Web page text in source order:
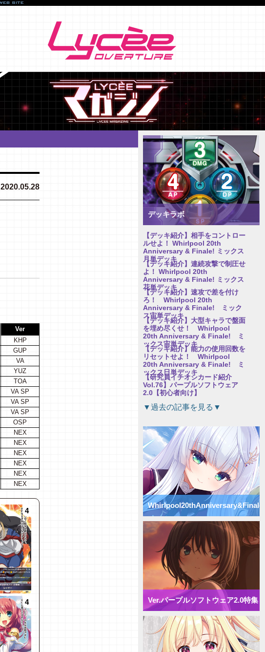
デッキラボ
【デッキ紹介】相手をコントロー
ルせよ！ Whirlpool 20th
Anniversary & Finale! ミックス
月単デッキ
【デッキ紹介】連続攻撃で制圧せ
よ！ Whirlpool 20th
Anniversary & Finale! ミックス
花単デッキ
【デッキ紹介】速攻で差を付け
ろ！ Whirlpool 20th
Anniversary & Finale! ミック
ス宙単デッキ
【デッキ紹介】大型キャラで盤面
を埋め尽くせ！ Whirlpool
20th Anniversary & Finale! ミ
ックス宙単デッキ
【デッキ紹介】能力の使用回数を
リセットせよ！ Whirlpool
20th Anniversary & Finale! ミ
ックス日単デッキ
【研究員イチオシカード紹介
Vol.76】パープルソフトウェア
2.0【初心者向け】
【研究員イチオシカード紹介
Vol.75】パープルソフトウェア
【研究員イチオシカード紹介
Vol.74】パープルソフトウェア
2.0【初心者向け】
【研究員イチオシカード紹介
Vol.73】パープルソフトウェア
2.0【初心者向け】
【研究員イチオシカード紹介
Vol.72】パープルソフトウェア
2.0【初心者向け】
【デッキ紹介】 様々な除去を駆
使して盤面崩壊！ パープルソフ
トウェア2.0 ミックス雪単デッ
【デッキ紹介】妨害と弱体化で動
きを制限せよ！ パープルソフト
ウェア2.0 ミックス月単デッキ
【デッキ紹介】 エリア多投で全
体強化！ パープルソフトウェア
2.0 ミックス花単デッキ
【デッキ紹介】 アイテム強化で
攻防一体！ パープルソフトウェ
ア2.0 ミックス宙単デッキ
【デッキ紹介】相打ち戦法でガン
ガン攻めろ！ パープルソフトウ
ェア2.0 ミックス日単デッキ
▼過去の記事を見る▼
Whirlpool20thAnniversary&Finale!
特集
Ver.パープルソフトウェア2.0特集
2020.05.28
Ver
KHP
GUP
VA
YUZ
TOA
VA SP
VA SP
VA SP
OSP
NEX
NEX
NEX
NEX
NEX
NEX
4
4